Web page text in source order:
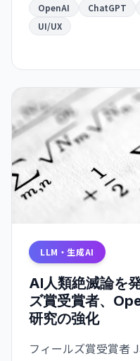
OpenAI ChatGPT
UI/UX
LLM・生成AI
AI人類絶滅論を
ズ賞受賞者、
研究の強化
フィールズ賞受賞者